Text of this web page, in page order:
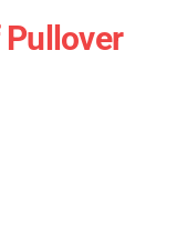
Pullover